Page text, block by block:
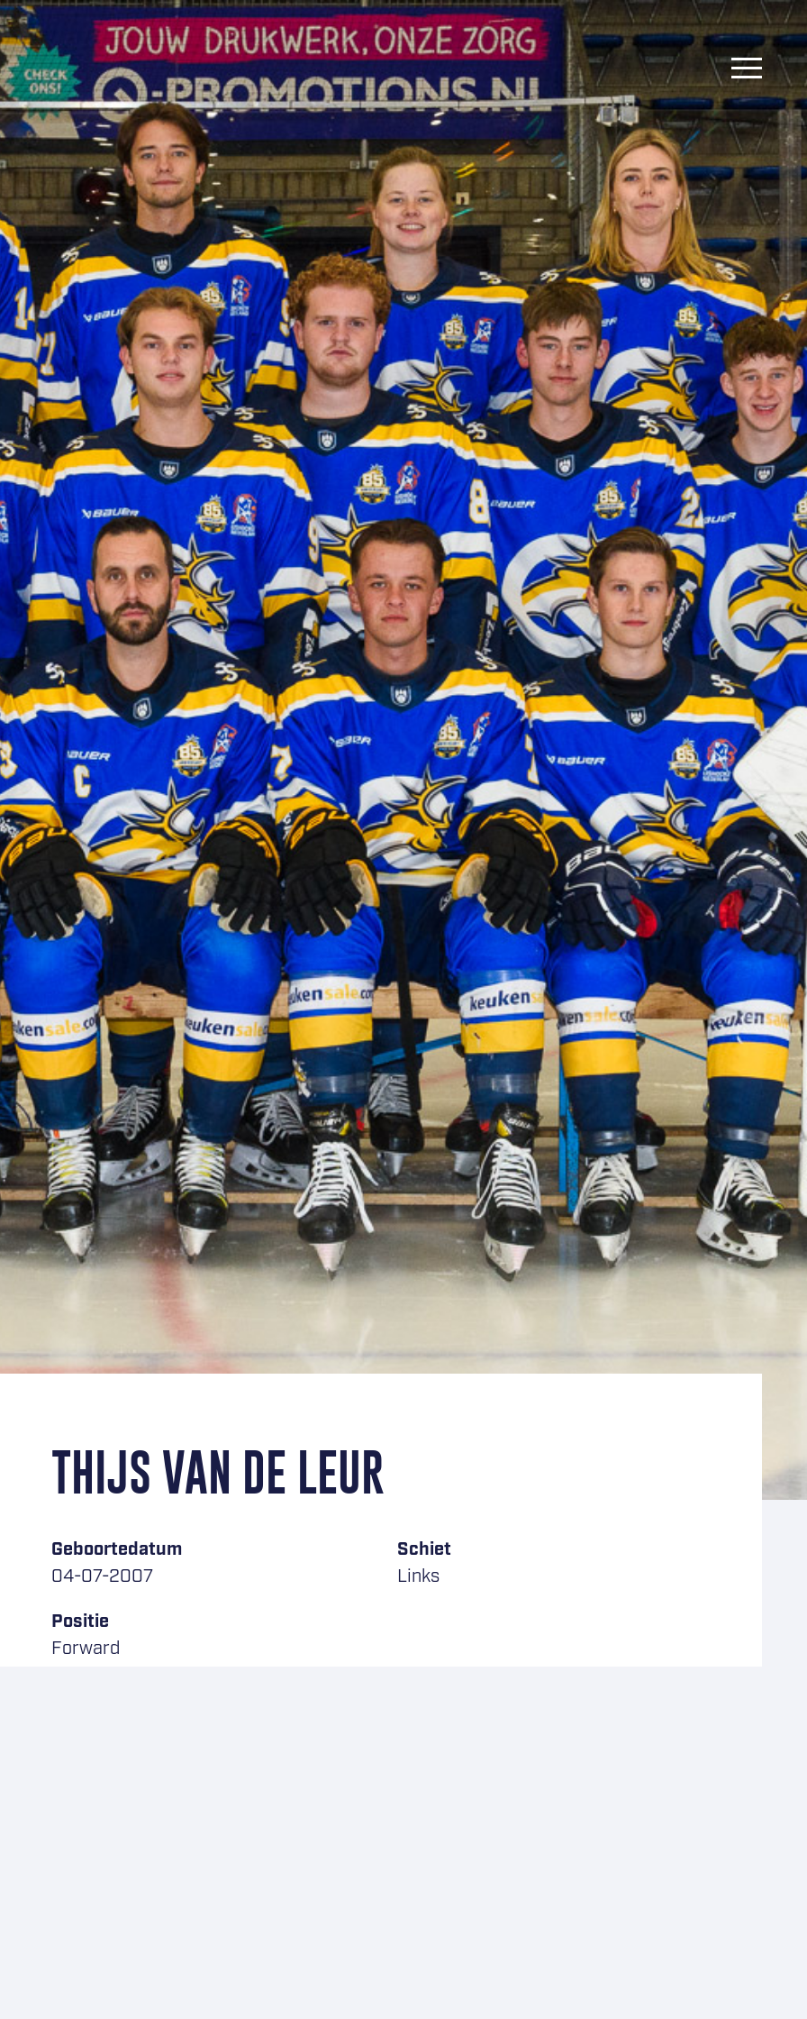
THIJS VAN DE LEUR
Geboortedatum
04-07-2007
Schiet
Links
Positie
Forward